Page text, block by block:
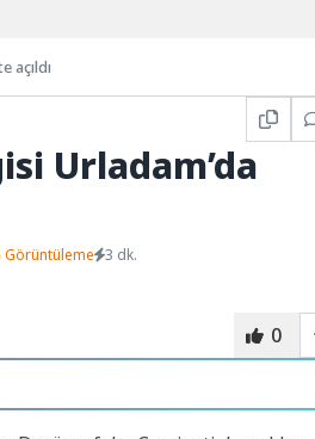
açıldı
Urladam’da
Görüntüleme 3 dk.
0